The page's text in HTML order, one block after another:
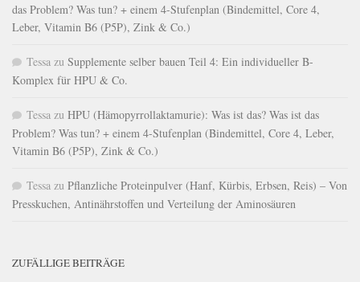
das Problem? Was tun? + einem 4-Stufenplan (Bindemittel, Core 4,
Leber, Vitamin B6 (P5P), Zink & Co.)
Tessa zu Supplemente selber bauen Teil 4: Ein individueller B-
Komplex für HPU & Co.
Tessa zu HPU (Hämopyrrollaktamurie): Was ist das? Was ist das
Problem? Was tun? + einem 4-Stufenplan (Bindemittel, Core 4, Leber,
Vitamin B6 (P5P), Zink & Co.)
Tessa zu Pflanzliche Proteinpulver (Hanf, Kürbis, Erbsen, Reis) – Von
Presskuchen, Antinährstoffen und Verteilung der Aminosäuren
ZUFÄLLIGE BEITRÄGE